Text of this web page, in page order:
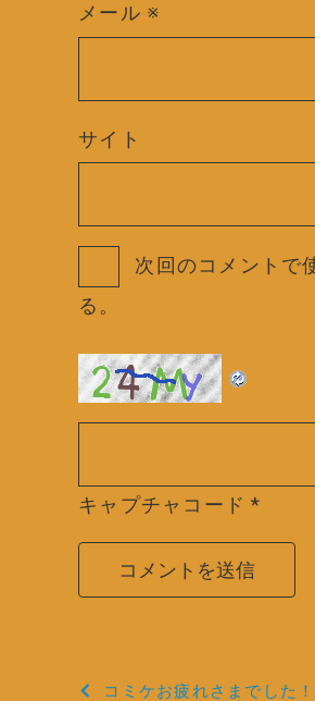
メール ※
サイト
次回のコメントで
る。
キャプチャコード *
投
コミケお疲れさまでした！